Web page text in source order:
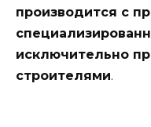
производится с
исключительно
строителями.